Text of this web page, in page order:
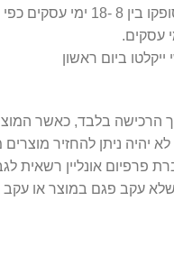
המשלוחים.
עסקים.
יהיה ניתן להחזיר
עקב פגם במוצר או עקב